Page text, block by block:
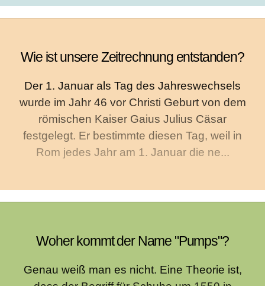
Wie ist unsere Zeitrechnung entstanden?
Der 1. Januar als Tag des Jahreswechsels
wurde im Jahr 46 vor Christi Geburt von dem
römischen Kaiser Gaius Julius Cäsar
festgelegt. Er bestimmte diesen Tag, weil in
Rom jedes Jahr am 1. Januar die ne...
Woher kommt der Name "Pumps"?
Genau weiß man es nicht. Eine Theorie ist,